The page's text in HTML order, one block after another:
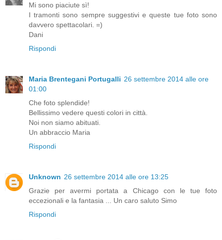
Mi sono piaciute sì!
I tramonti sono sempre suggestivi e queste tue foto sono
davvero spettacolari. =)
Dani
Rispondi
Maria Brentegani Portugalli 26 settembre 2014 alle ore
01:00
Che foto splendide!
Bellissimo vedere questi colori in città.
Noi non siamo abituati.
Un abbraccio Maria
Rispondi
Unknown 26 settembre 2014 alle ore 13:25
Grazie per avermi portata a Chicago con le tue foto
eccezionali e la fantasia ... Un caro saluto Simo
Rispondi